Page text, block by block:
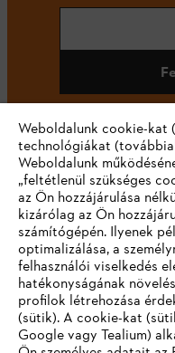
Vállalat
Weboldalunk cookie-kat
technológiákat
Weboldalunk
„feltétlenül szükséges
az Ön hozzájárulása
kizárólag az Ön
számítógépén. Ilyenek
optimalizálása, a
felhasználói viselkedés
hatékonyságának
profilok létrehozása
(sütik). A cookie-kat
Google vagy Tealium)